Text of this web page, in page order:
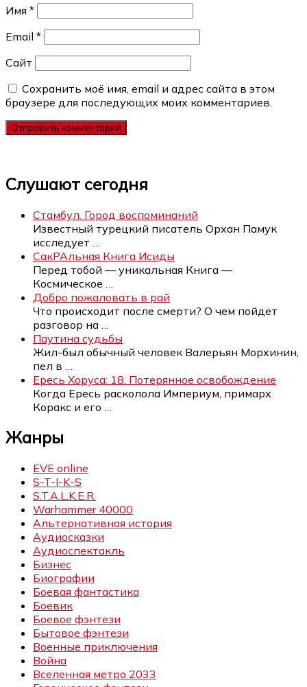
Имя *
Email *
Сайт
Сохранить моё имя, email и адрес сайта в этом
браузере для последующих моих комментариев.
Слушают сегодня
Стамбул. Город воспоминаний
Известный турецкий писатель Орхан Памук
исследует
СакРАльная Книга Исиды
Перед тобой — уникальная Книга —
Космическое
Добро пожаловать в рай
Что происходит после смерти? О чем пойдет
разговор на
Паутина судьбы
Жил-был обычный человек Валерьян Морхинин,
пел в
Ересь Хоруса: 18. Потерянное освобождение
Когда Ересь расколола Империум, примарх
Коракс и его
Жанры
EVE online
S-T-I-K-S
S.T.A.L.K.E.R.
Warhammer 40000
Альтернативная история
Аудиосказки
Аудиоспектакль
Бизнес
Биографии
Боевая фантастика
Боевик
Боевое фэнтези
Бытовое фэнтези
Военные приключения
Война
Вселенная метро 2033